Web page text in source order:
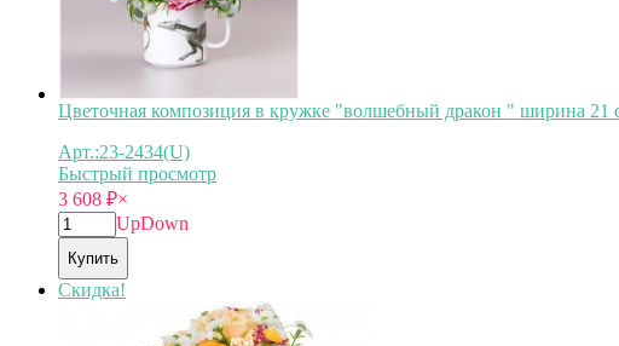
Цветочная композиция в кружке "волшебный дракон " ширина 21
Арт.:23-2434(U)
Быстрый просмотр
3 608 ₽×
UpDown
Купить
Скидка!